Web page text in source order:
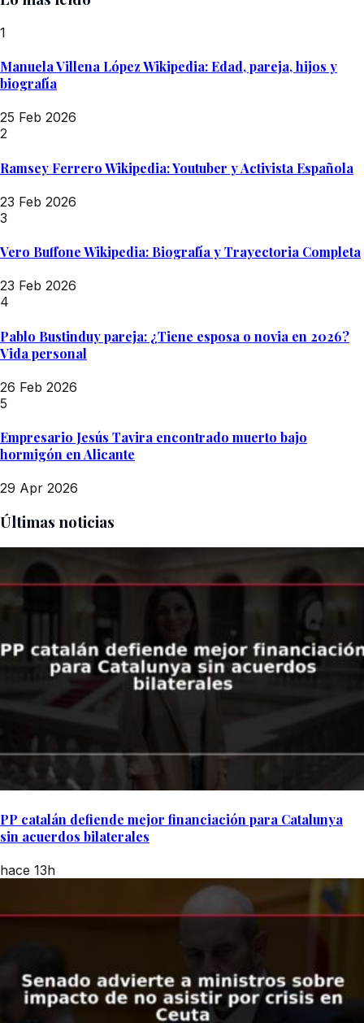
1
Manuela Villena López Wikipedia: Edad, pareja, hijos y
biografía
25 Feb 2026
2
Ramsey Ferrero Wikipedia: Youtuber y Activista Española
23 Feb 2026
3
Vero Buffone Wikipedia: Biografía y Trayectoria Completa
23 Feb 2026
4
Pablo Bustinduy pareja: ¿Tiene esposa o novia en 2026?
Vida personal
26 Feb 2026
5
Empresario Jesús Tavira encontrado muerto bajo
hormigón en Alicante
29 Apr 2026
Últimas noticias
PP catalán defiende mejor financiación para Catalunya
sin acuerdos bilaterales
hace 13h